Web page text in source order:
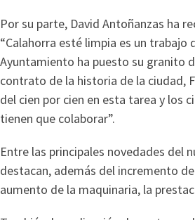
Por su parte, David Antoñanzas ha
“Calahorra esté limpia es un trabajo
Ayuntamiento ha puesto su granito
contrato de la historia de la ciudad,
del cien por cien en esta tarea y los
tienen que colaborar”.
Entre las principales novedades del
destacan, además del incremento
aumento de la maquinaria, la